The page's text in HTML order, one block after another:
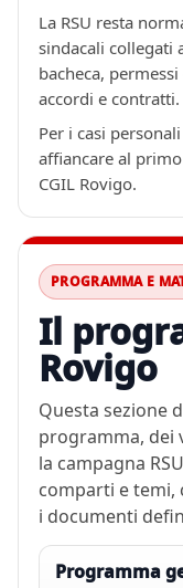
La RSU resta
sindacali collegati
bacheca,
accordi e contratti.
Per i casi
affiancare al
CGIL Rovigo.
PROGRAMMA E
Il
Rovigo
Questa sezione
programma, dei
la campagna
comparti e temi,
i documenti
Programma